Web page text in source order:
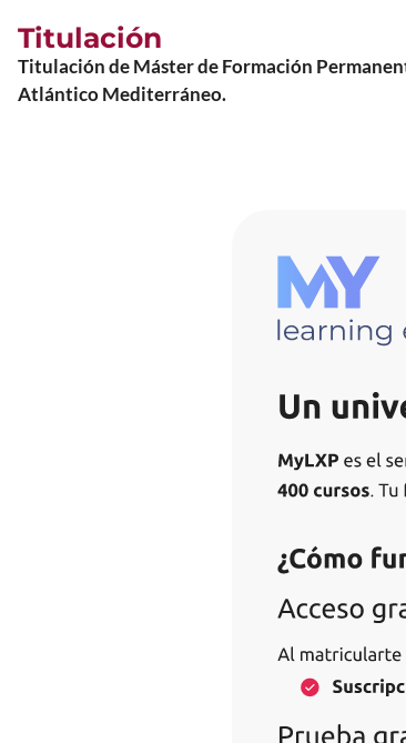
Titulación
Titulación de Máster de Formación
Atlántico Mediterráneo.